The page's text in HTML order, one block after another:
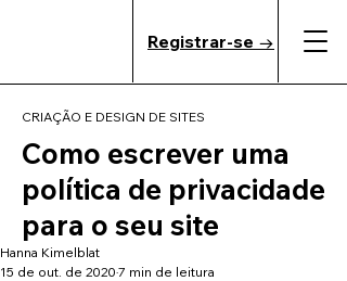
Registrar-se →
CRIAÇÃO E DESIGN DE SITES
Como escrever uma
política de privacidade
para o seu site
Hanna Kimelblat
15 de out. de 2020 7 min de leitura